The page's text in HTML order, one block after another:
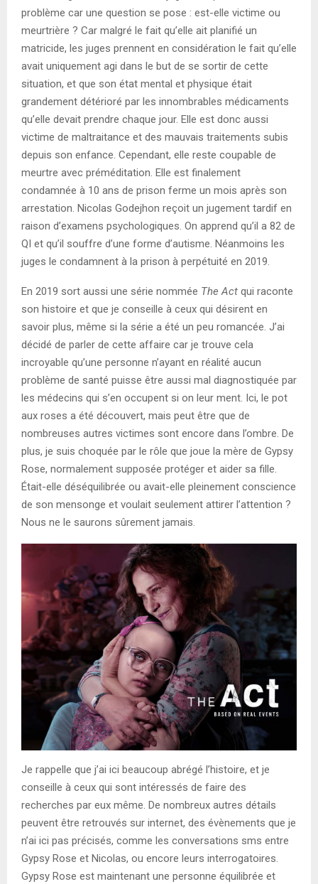
problème car une question se pose : est-elle victime ou
meurtrière ? Car malgré le fait qu’elle ait planifié un
matricide, les juges prennent en considération le fait qu’elle
avait uniquement agi dans le but de se sortir de cette
situation, et que son état mental et physique était
grandement détérioré par les innombrables médicaments
qu’elle devait prendre chaque jour. Elle est donc aussi
victime de maltraitance et des mauvais traitements subis
depuis son enfance. Cependant, elle reste coupable de
meurtre avec préméditation. Elle est finalement
condamnée à 10 ans de prison ferme un mois après son
arrestation. Nicolas Godejhon reçoit un jugement tardif en
raison d’examens psychologiques. On apprend qu’il a 82 de
QI et qu’il souffre d’une forme d’autisme. Néanmoins les
juges le condamnent à la prison à perpétuité en 2019.
En 2019 sort aussi une série nommée The Act qui raconte
son histoire et que je conseille à ceux qui désirent en
savoir plus, même si la série a été un peu romancée. J’ai
décidé de parler de cette affaire car je trouve cela
incroyable qu’une personne n’ayant en réalité aucun
problème de santé puisse être aussi mal diagnostiquée par
les médecins qui s’en occupent si on leur ment. Ici, le pot
aux roses a été découvert, mais peut être que de
nombreuses autres victimes sont encore dans l’ombre. De
plus, je suis choquée par le rôle que joue la mère de Gypsy
Rose, normalement supposée protéger et aider sa fille.
Était-elle déséquilibrée ou avait-elle pleinement conscience
de son mensonge et voulait seulement attirer l’attention ?
Nous ne le saurons sûrement jamais.
Je rappelle que j’ai ici beaucoup abrégé l’histoire, et je
conseille à ceux qui sont intéressés de faire des
recherches par eux même. De nombreux autres détails
peuvent être retrouvés sur internet, des évènements que je
n’ai ici pas précisés, comme les conversations sms entre
Gypsy Rose et Nicolas, ou encore leurs interrogatoires.
Gypsy Rose est maintenant une personne équilibrée et